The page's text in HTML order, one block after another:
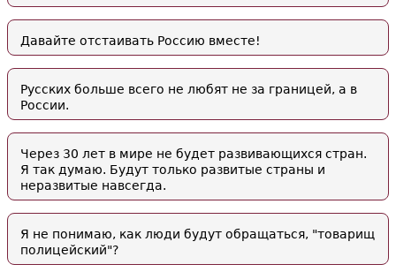
Давайте отстаивать Россию вместе!
Русских больше всего не любят не за границей, а в
России.
Через 30 лет в мире не будет развивающихся стран.
Я так думаю. Будут только развитые страны и
неразвитые навсегда.
Я не понимаю, как люди будут обращаться, "товарищ
полицейский"?